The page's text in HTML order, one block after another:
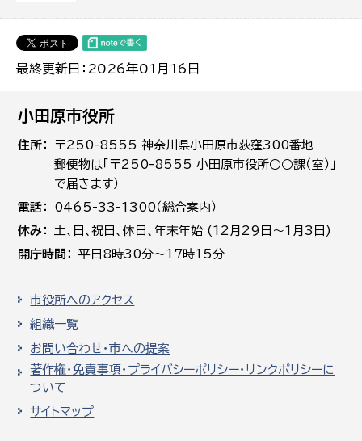
最終更新日：2026年01月16日
小田原市役所
住所
〒250-8555 神奈川県小田原市荻窪300番地
郵便物は「〒250-8555 小田原市役所○○課（室）」
で届きます）
電話
0465-33-1300（総合案内）
休み
土､日､祝日、休日、年末年始 (12月29日～1月3日)
開庁時間
平日8時30分～17時15分
市役所へのアクセス
組織一覧
お問い合わせ・市への提案
著作権・免責事項・プライバシーポリシー・リンクポリシーに
ついて
サイトマップ